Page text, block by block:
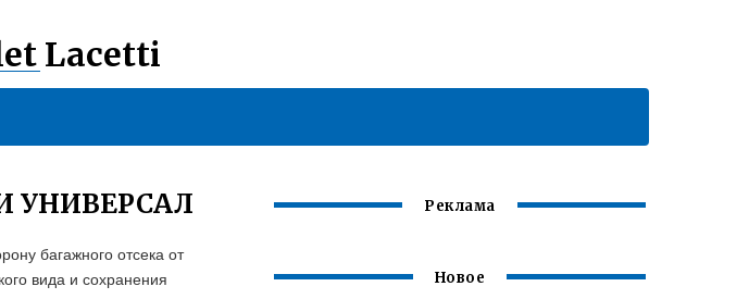
Lacetti
УНИВЕРСАЛ
багажного отсека от
вида и сохранения
Реклама
Новое